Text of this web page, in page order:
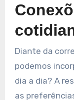
Diante da
podemos
dia a dia? A
as